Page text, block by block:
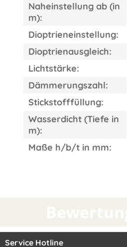
Naheinstellung ab (in
m):
Dioptrieneinstellung:
Dioptrienausgleich:
Lichtstärke:
Dämmerungszahl:
Stickstofffüllung:
Wasserdicht (Tiefe in
m):
Maße h/b/t in mm:
Service Hotline